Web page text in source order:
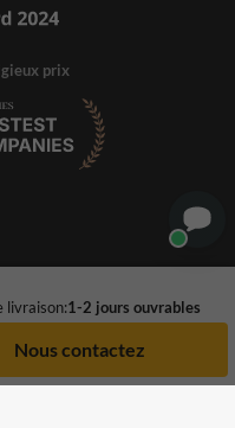
livraison:1-2 jours ouvrables
prix
droits réservés.